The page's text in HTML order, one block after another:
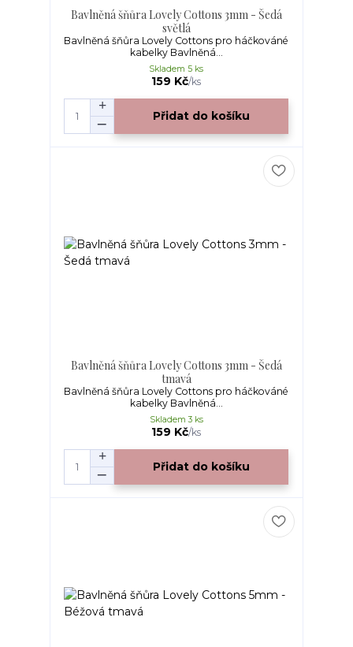
Bavlněná šňůra Lovely Cottons 3mm - Šedá
světlá
Bavlněná šňůra Lovely Cottons pro háčkováné
kabelky Bavlněná...
159 Kč/ks
Skladem 5 ks
Přidat do košíku
Bavlněná šňůra Lovely Cottons 3mm - Šedá
tmavá
Bavlněná šňůra Lovely Cottons pro háčkováné
kabelky Bavlněná...
159 Kč/ks
Skladem 3 ks
Přidat do košíku